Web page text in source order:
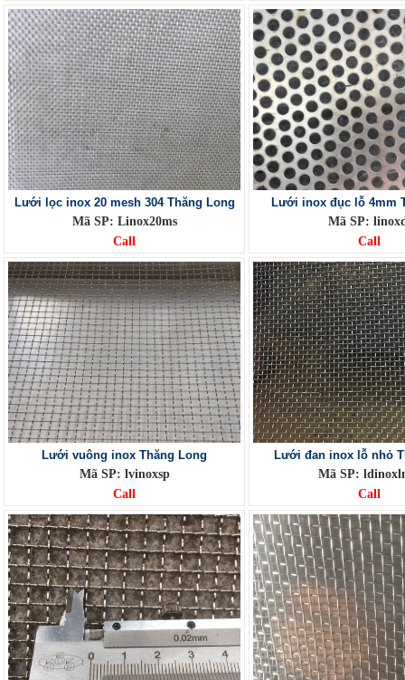
Lưới lọc inox 20 mesh 304 Thăng Long
Mã SP: Linox20ms
Call
Lưới inox đục lỗ 4mm
Mã SP:
Call
Lưới vuông inox Thăng Long
Mã SP: lvinoxsp
Call
Lưới đan inox lỗ nhỏ
Mã SP:
Call